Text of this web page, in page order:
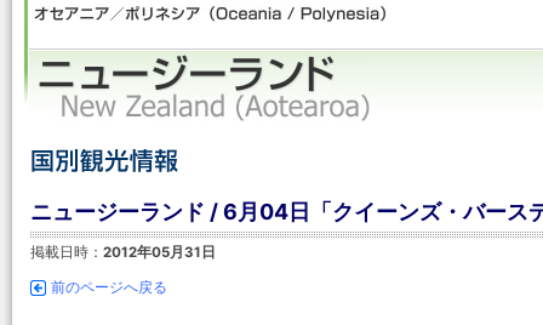
ニュージーランド / 6月04日「クイーンズ・バース
掲載日時： 2012年05月31日
前のページへ戻る